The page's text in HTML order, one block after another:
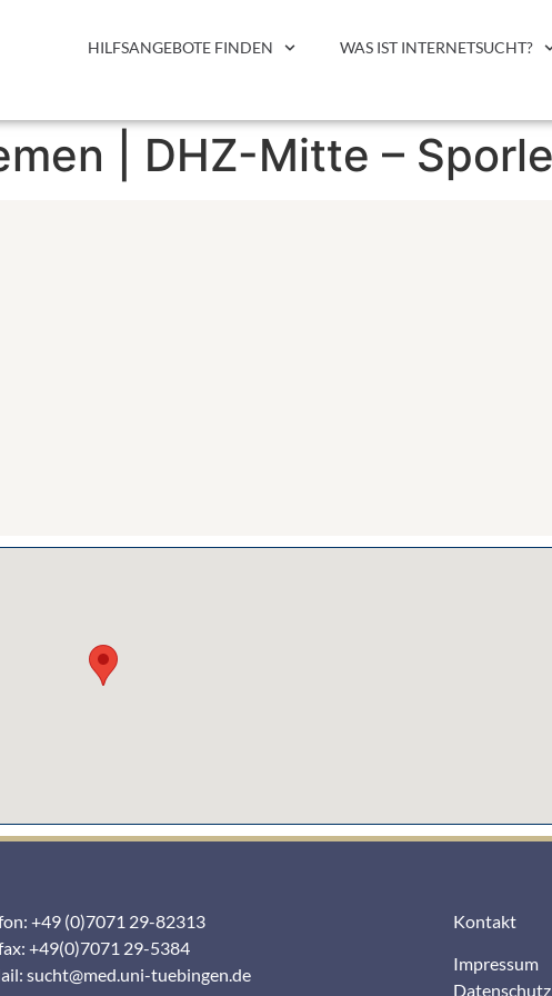
HILFSANGEBOTE FINDEN WAS IST INTERNETSUCHT?
| DHZ-Mitte –
+49 (0)7071 29-82313
+49(0)7071 29-5384
sucht@med.uni-tuebingen.de
Kontakt
Impressum
Datenschutz